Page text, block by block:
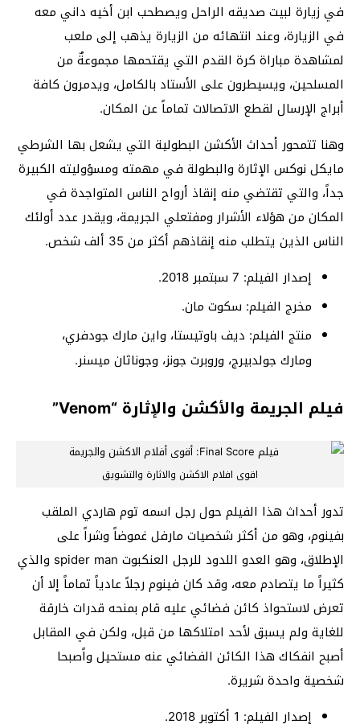
في زيارة لبيت صديقه الراحل ويصطحب ابن أخيه داني معه
في الزيارة، وعند انتهائه من الزيارة يذهب إلى ملعب
لمشاهدة مباراة كرة القدم التي يقتحمها مجموعةٌ من
المسلحين، ويسيطرون على الأستاد بالكامل، ويدمرون كافة
أبراج الإرسال لقطع الاتصالات تماماً عن المكان.
وهنا تتمحور أحداث الأكشن البطولية التي يشعل بها الشرطي
مايكل نوكس الإثارة والبطولة في مهمته ومسؤوليته الكبيرة
جداً، والتي تقتضي منه إنقاذ أرواح الناس المتواجدة في
المكان من هؤلاء الأشرار ومفتعلي الجريمة، ويقدر عدد أولئك
الناس الذين يتطلب منه إنقاذهم أكثر من 35 ألف شخص.
إصدار الفيلم: 7 سبتمبر 2018.
مخرج الفيلم: سكوت مان.
منتج الفيلم: ديف باوتيستا، واين مارك جودفري،
ومارك جولدبيرج، وروبرت جونز، وجوناثان ميسنر.
فيلم الجريمة والأكشن والإثارة “Venom”
اقوى افلام الاكشن والاثارة والتشويق
تدور أحداث هذا الفيلم حول رجل اسمه توم هاردي الملقب
بفينوم، وهو من أكثر شخصيات مارفل غموضاً وشراً على
الإطلاق، وهو العدو اللدود للرجل العنكبوت spider man والذي
كثيراً ما يتصادم معه، وقد كان فينوم رجلاً عادياً تماماً إلا أن
تعرض لاستحواذ كائن فضائي عليه قام بمنحه قدرات خارقة
للغاية ولم يسبق لأحد امتلاكها من قبل، ولكن في المقابل
أصبح انفكاك هذا الكائن الفضائي عنه مستحيل واًصبحا
شخصية واحدة شريرة.
إصدار الفيلم: 1 أكتوبر 2018.